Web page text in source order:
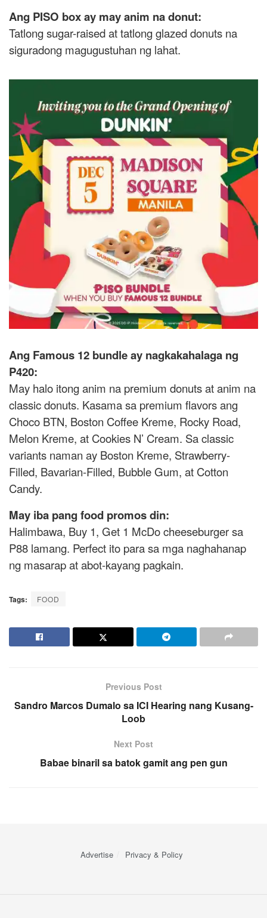
Ang PISO box ay may anim na donut:
Tatlong sugar-raised at tatlong glazed donuts na
siguradong magugustuhan ng lahat.
Ang Famous 12 bundle ay nagkakahalaga ng
P420:
May halo itong anim na premium donuts at anim na
classic donuts. Kasama sa premium flavors ang
Choco BTN, Boston Coffee Kreme, Rocky Road,
Melon Kreme, at Cookies N’ Cream. Sa classic
variants naman ay Boston Kreme, Strawberry-
Filled, Bavarian-Filled, Bubble Gum, at Cotton
Candy.
May iba pang food promos din:
Halimbawa, Buy 1, Get 1 McDo cheeseburger sa
P88 lamang. Perfect ito para sa mga naghahanap
ng masarap at abot-kayang pagkain.
Tags: FOOD
Previous Post
Sandro Marcos Dumalo sa ICI Hearing nang Kusang-
Loob
Next Post
Babae binaril sa batok gamit ang pen gun
Advertise Privacy & Policy